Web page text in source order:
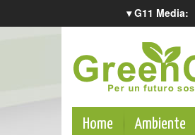
▾ G11 Media:
Home Ambiente